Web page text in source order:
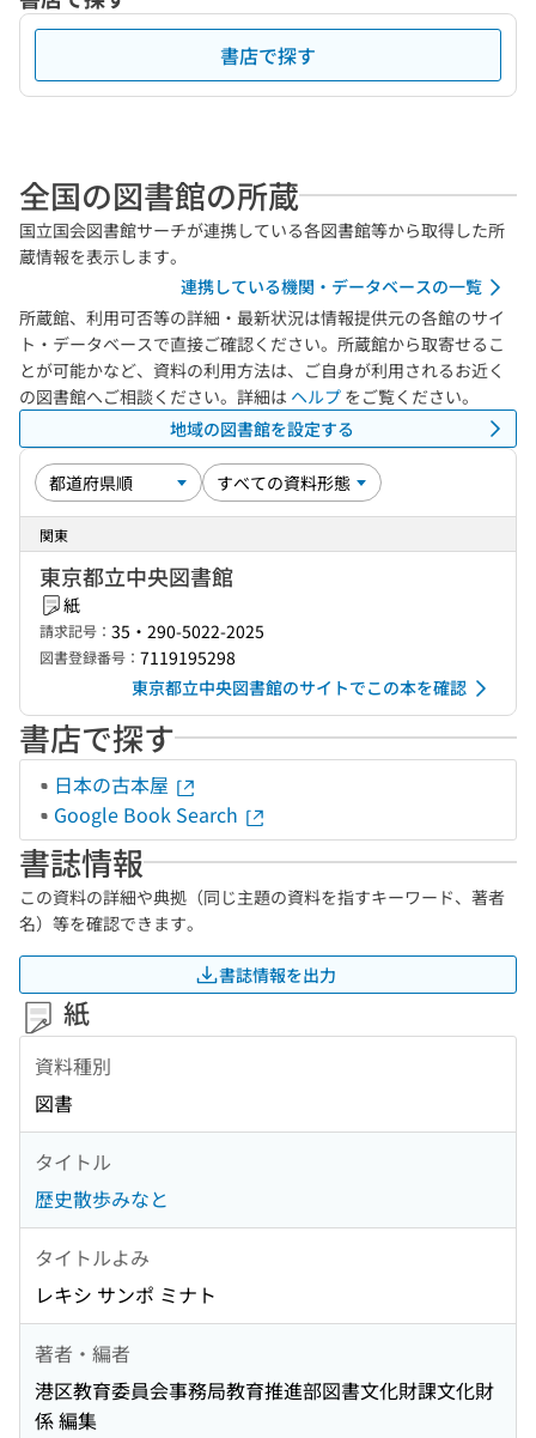
書店で探す
全国の図書館の所蔵
国立国会図書館サーチが連携している各図書館等から取得した所
蔵情報を表示します。
連携している機関・データベースの一覧
所蔵館、利用可否等の詳細・最新状況は情報提供元の各館のサイ
ト・データベースで直接ご確認ください。所蔵館から取寄せるこ
とが可能かなど、資料の利用方法は、ご自身が利用されるお近く
の図書館へご相談ください。詳細は ヘルプ をご覧ください。
地域の図書館を設定する
関東
東京都立中央図書館
紙
請求記号： 35・290-5022-2025
図書登録番号： 7119195298
東京都立中央図書館のサイトでこの本を確認
書店で探す
日本の古本屋
Google Book Search
書誌情報
この資料の詳細や典拠（同じ主題の資料を指すキーワード、著者
名）等を確認できます。
書誌情報を出力
紙
資料種別
図書
タイトル
歴史散歩みなと
タイトルよみ
レキシ サンポ ミナト
著者・編者
港区教育委員会事務局教育推進部図書文化財課文化財
係 編集